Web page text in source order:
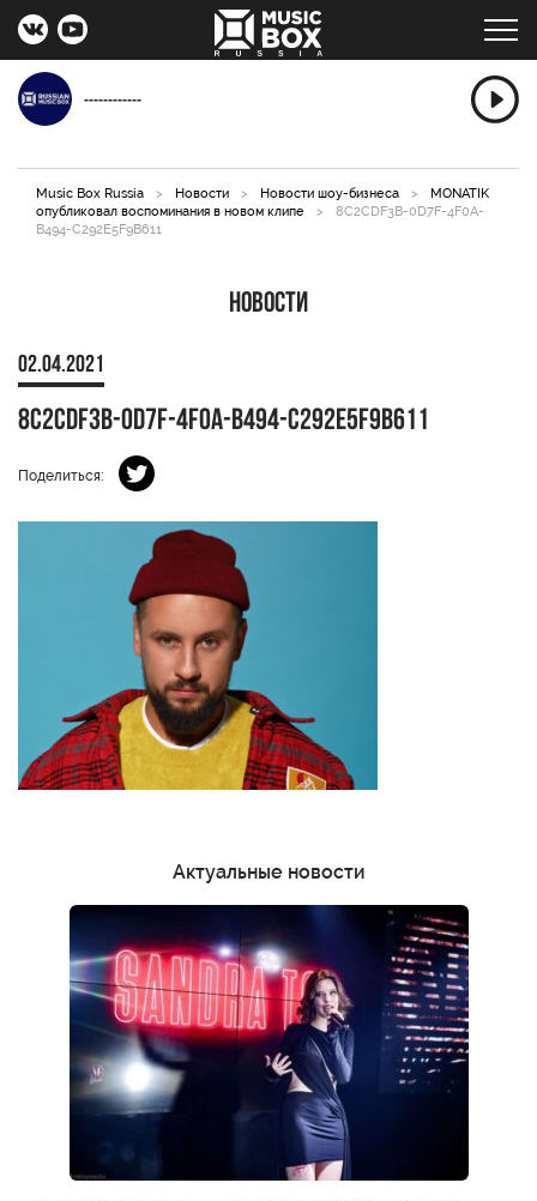
------------
Music Box Russia > Новости > Новости шоу-бизнеса >
MONATIK
опубликовал воспоминания в новом клипе
>
8C2CDF3B-0D7F-4F0A-
B494-C292E5F9B611
Новости
02.04.2021
8C2CDF3B-0D7F-4F0A-B494-C292E5F9B611
Поделиться:
Актуальные новости